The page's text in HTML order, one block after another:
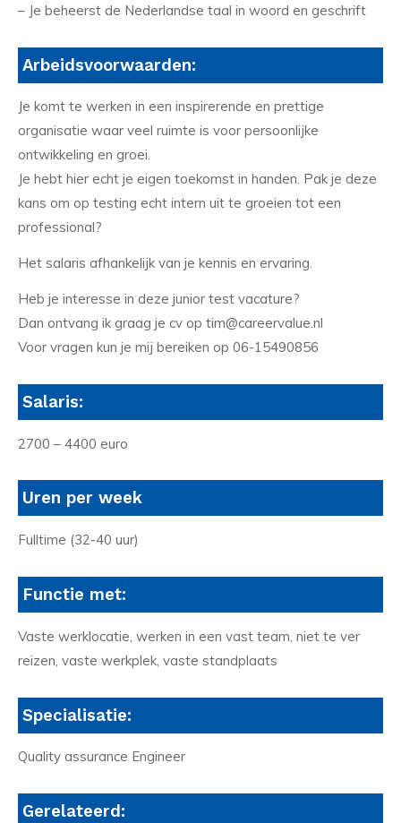
– Je beheerst de Nederlandse taal in woord en geschrift
Arbeidsvoorwaarden:
Je komt te werken in een inspirerende en prettige
organisatie waar veel ruimte is voor persoonlijke
ontwikkeling en groei.
Je hebt hier echt je eigen toekomst in handen. Pak je deze
kans om op testing echt intern uit te groeien tot een
professional?
Het salaris afhankelijk van je kennis en ervaring.
Heb je interesse in deze junior test vacature?
Dan ontvang ik graag je cv op tim@careervalue.nl
Voor vragen kun je mij bereiken op 06-15490856
Salaris:
2700 – 4400 euro
Uren per week
Fulltime (32-40 uur)
Functie met:
Vaste werklocatie, werken in een vast team, niet te ver
reizen, vaste werkplek, vaste standplaats
Specialisatie:
Quality assurance Engineer
Gerelateerd: